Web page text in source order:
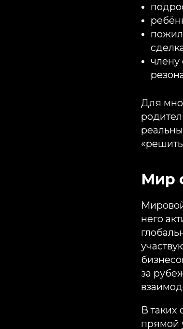
члену
Для
Мир
него
за
В таких
прямой